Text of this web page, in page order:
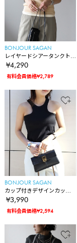
BONJOUR SAGAN
レイヤードシアータンクト
ップ
¥4,290
有料会員価格¥2,789
BONJOUR SAGAN
カップ付きデザインカット
アメスリタンク
¥3,990
有料会員価格¥2,594